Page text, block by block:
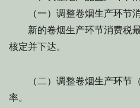
（一）调整卷烟生产环节
新的卷烟生产环节消费税最
核定并下达。
（二）调整卷烟生产环节（
率。